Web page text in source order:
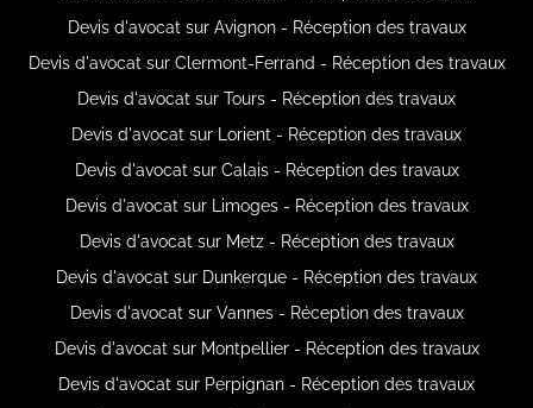
Devis d'avocat sur Avignon - Réception des travaux
Devis d'avocat sur Clermont-Ferrand - Réception des travaux
Devis d'avocat sur Tours - Réception des travaux
Devis d'avocat sur Lorient - Réception des travaux
Devis d'avocat sur Calais - Réception des travaux
Devis d'avocat sur Limoges - Réception des travaux
Devis d'avocat sur Metz - Réception des travaux
Devis d'avocat sur Dunkerque - Réception des travaux
Devis d'avocat sur Vannes - Réception des travaux
Devis d'avocat sur Montpellier - Réception des travaux
Devis d'avocat sur Perpignan - Réception des travaux